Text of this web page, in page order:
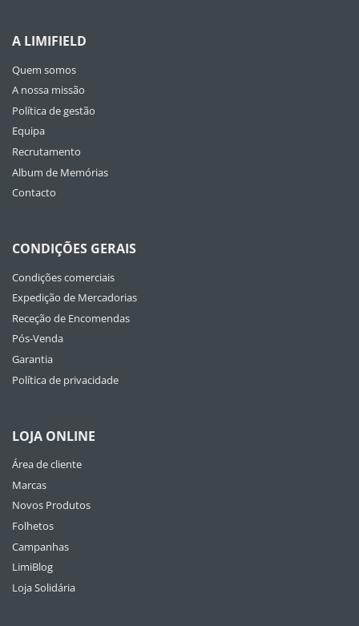
A LIMIFIELD
Quem somos
A nossa missão
Política de gestão
Equipa
Recrutamento
Album de Memórias
Contacto
CONDIÇÕES GERAIS
Condições comerciais
Expedição de Mercadorias
Receção de Encomendas
Pós-Venda
Garantia
Política de privacidade
LOJA ONLINE
Área de cliente
Marcas
Novos Produtos
Folhetos
Campanhas
LimiBlog
Loja Solidária